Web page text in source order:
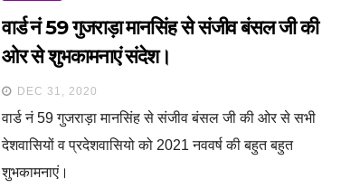
वार्ड नं 59 गुजराड़ा मानसिंह से संजीव बंसल जी की
ओर से शुभकामनाएं संदेश।
DEC 31, 2020
वार्ड नं 59 गुजराड़ा मानसिंह से संजीव बंसल जी की ओर से सभी
देशवासियों व प्रदेशवासियो को 2021 नववर्ष की बहुत बहुत
शुभकामनाएं।